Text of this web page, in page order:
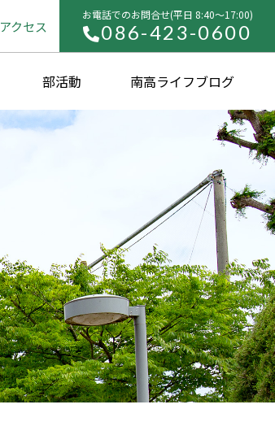
アクセス
お電話でのお問合せ(平⽇ 8:40〜17:00)
086-423-0600
部活動 南高ライフブログ